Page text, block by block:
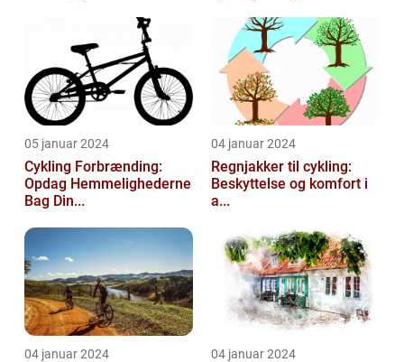
05 januar 2024
Cykling Forbrænding:
Opdag Hemmelighederne
Bag Din...
04 januar 2024
Regnjakker til cykling:
Beskyttelse og komfort i
a...
04 januar 2024 04 januar 2024